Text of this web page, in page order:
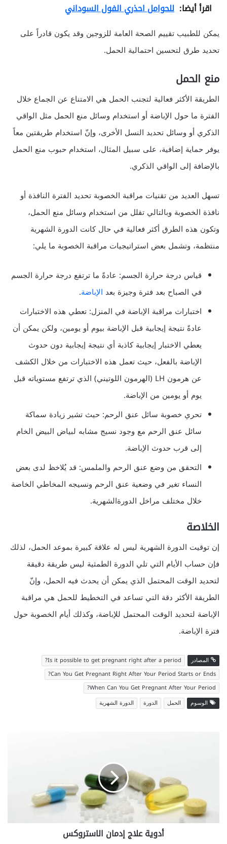
اقرأ أيضا: للحوامل احذري الفول السوداني
يمكن للطبيب تقييم الصحة العامة للزوجين وقد يكون قادراً على
تحديد طرق لتحسين احتمالية الحمل.
منع الحمل
الطريقة الأكثر فعالية لتجنب الحمل هي الامتناع عن الجماع خلال
الفترة ما حول الإباضة أو استخدام وسائل منع الحمل مثل الواقي
الذكري أو وسائل تحديد النسل الأخرى، وإنّ استخدام طريقتين معاً
يوفر حماية إضافية، على سبيل المثال، استخدام حبوب منع الحمل
بالإضافة إلى الواقي الذكري.
تسهل العديد من تقنيات مراقبة الخصوبة تحديد الفترة النافذة أو
نافذة الخصوبة وبالتالي تقلل من استخدام وسائل منع الحمل،
وتكون هذه الطرق أكثر فعالية في حال كانت الدورة الشهرية
منتظمة، وتشمل بعض استراتيجيات مراقبة الخصوبة ما يلي:
قياس درجة حرارة الجسم: عادةً ما ترتفع درجة حرارة الجسم
في الصباح بعد فترة وجيزة بعد الإباضة.
اختبارات مراقبة الإباضة في المنزل: تعطي هذه الاختبارات
عادةً نتيجة إيجابية قبل الإباضة بيوم أو يومين، ولكن يمكن أن
يعطي الاختبار إيجابية كاذبة أي نتيجة إيجابية دون حدوث
الإباضة بالفعل، حيث تعمل هذه الاختبارات من خلال الكشف
عن هرمون LH (الهرمون اللوتيني) الذي ترتفع مستوياته قبل
يوم أو يومين من الإباضة.
تحري خصوبة سائل عنق الرحم: حيث تشير زيادة سماكة
سائل عنق الرحم مع وجود نسيج مشابه لبياض البيض الخام
إلى قرب حدوث الإباضة.
التحقق من وضع عنق الرحم والملمس: قد يُلاخظ لدى بعض
النساء تغير في وضعية عنق الرحم ونسيجه المخاطي الخاصة
خلال مختلف مراخل الدورةالشهرية.
الخلاصة
إن توقيت الدورة الشهرية ليس له علاقة كبيرة بموعد الحمل، لذلك
فإن حساب الأيام التي تلي الدورة الطمثية ليس طريقة دقيقة
لتحديد الوقت المحتمل الذي يمكن أن يحدث فيه الحمل، وإنّ
الطريقة الأكثر دقة التي تساعد في التخطيط للحمل هي مراقبة
الإباضة لتحديد الوقت المحتمل للإباضة، وكذلك أيام الخصوبة حول
فترة الإباضة.
http://top-zaymov.ru
المصادر
Is it possible to get pregnant right after a period?
Can You Get Pregnant Right After Your Period Starts or Ends?
When Can You Get Pregnant After Your Period?
الوسوم
الحمل الدورة الدورة الشهرية
أدوية علاج إدمان الاستروكس